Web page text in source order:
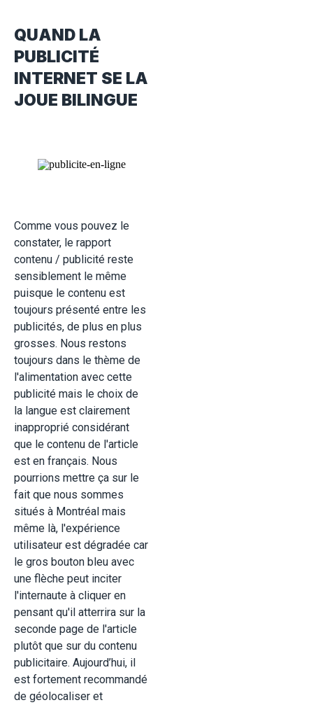
QUAND LA
PUBLICITÉ
INTERNET SE LA
JOUE BILINGUE
Comme vous pouvez le
constater, le rapport
contenu / publicité reste
sensiblement le même
puisque le contenu est
toujours présenté entre les
publicités, de plus en plus
grosses. Nous restons
toujours dans le thème de
l'alimentation avec cette
publicité mais le choix de
la langue est clairement
inapproprié considérant
que le contenu de l'article
est en français. Nous
pourrions mettre ça sur le
fait que nous sommes
situés à Montréal mais
même là, l'expérience
utilisateur est dégradée car
le gros bouton bleu avec
une flèche peut inciter
l'internaute à cliquer en
pensant qu'il atterrira sur la
seconde page de l'article
plutôt que sur du contenu
publicitaire. Aujourd’hui, il
est fortement recommandé
de géolocaliser et